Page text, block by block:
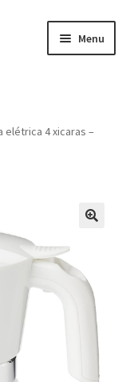
Menu
elétrica 4 xicaras –